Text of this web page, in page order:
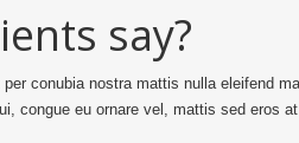
say?
conubia nostra mattis nulla eleifend
congue eu ornare vel, mattis sed eros